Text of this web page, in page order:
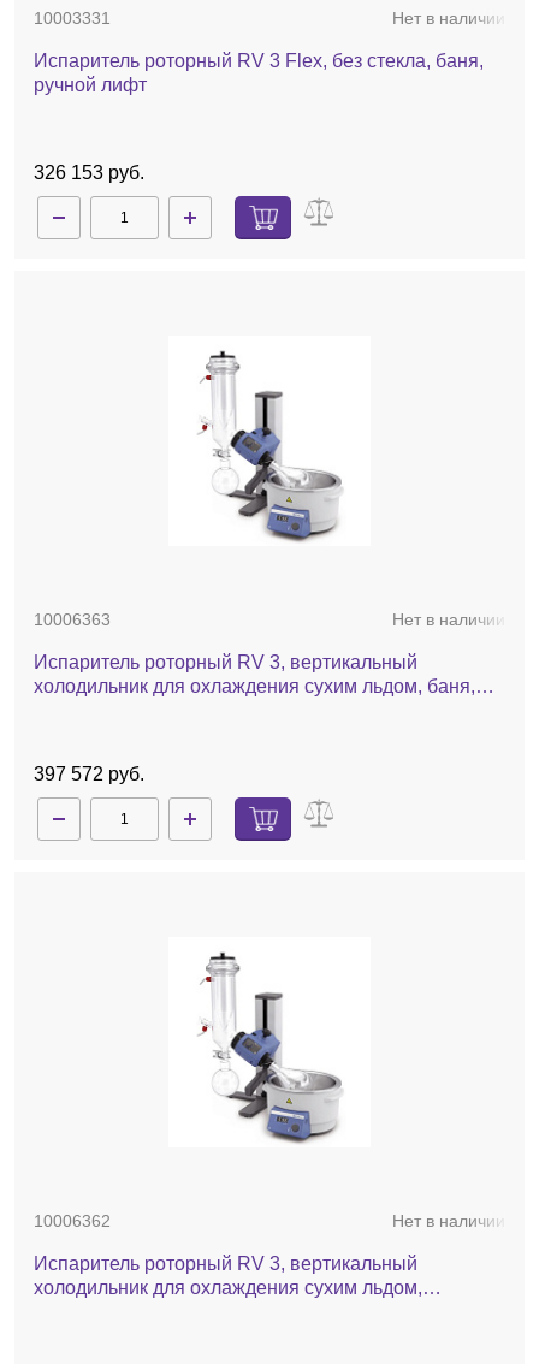
10003331 Нет в наличии
Испаритель роторный RV 3 Flex, без стекла, баня,
ручной лифт
326 153 руб.
10006363 Нет в наличии
Испаритель роторный RV 3, вертикальный
холодильник для охлаждения сухим льдом, баня,
397 572 руб.
10006362 Нет в наличии
Испаритель роторный RV 3, вертикальный
холодильник для охлаждения сухим льдом,